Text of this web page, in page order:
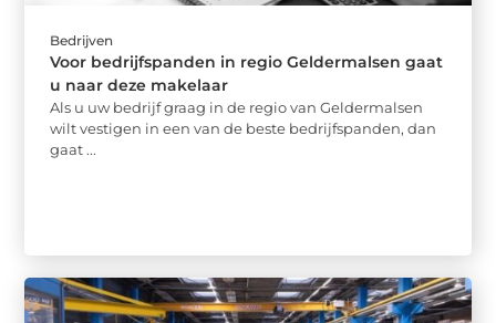
Bedrijven
Voor bedrijfspanden in regio Geldermalsen gaat
u naar deze makelaar
Als u uw bedrijf graag in de regio van Geldermalsen
wilt vestigen in een van de beste bedrijfspanden, dan
gaat ...